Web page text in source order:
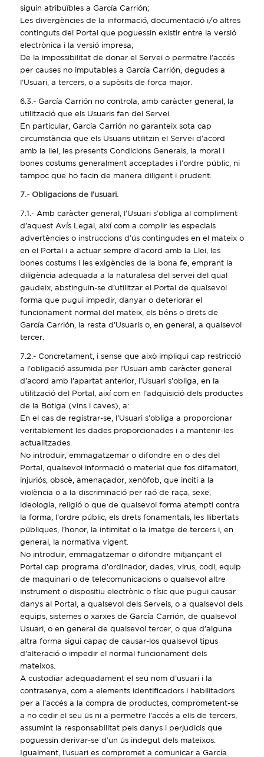
siguin atribuïbles a García Carrión;
Les divergències de la informació, documentació i/o altres
continguts del Portal que poguessin existir entre la versió
electrònica i la versió impresa;
De la impossibilitat de donar el Servei o permetre l’accés
per causes no imputables a García Carrión, degudes a
l’Usuari, a tercers, o a supòsits de força major.
6.3.- García Carrión no controla, amb caràcter general, la
utilització que els Usuaris fan del Servei.
En particular, García Carrión no garanteix sota cap
circumstància que els Usuaris utilitzin el Servei d’acord
amb la llei, les presents Condicions Generals, la moral i
bones costums generalment acceptades i l’ordre públic, ni
tampoc que ho facin de manera diligent i prudent.
7.- Obligacions de l’usuari.
7.1.- Amb caràcter general, l’Usuari s’obliga al compliment
d’aquest Avís Legal, així com a complir les especials
advertències o instruccions d’ús contingudes en el mateix o
en el Portal i a actuar sempre d’acord amb la Llei, les
bones costums i les exigències de la bona fe, emprant la
diligència adequada a la naturalesa del servei del qual
gaudeix, abstinguin-se d’utilitzar el Portal de qualsevol
forma que pugui impedir, danyar o deteriorar el
funcionament normal del mateix, els béns o drets de
García Carrión, la resta d’Usuaris o, en general, a qualsevol
tercer.
7.2.- Concretament, i sense que això impliqui cap restricció
a l’obligació assumida per l’Usuari amb caràcter general
d’acord amb l’apartat anterior, l’Usuari s’obliga, en la
utilització del Portal, així com en l’adquisició dels productes
de la Botiga (vins i caves), a:
En el cas de registrar-se, l’Usuari s’obliga a proporcionar
veritablement les dades proporcionades i a mantenir-les
actualitzades.
No introduir, emmagatzemar o difondre en o des del
Portal, qualsevol informació o material que fos difamatori,
injuriós, obscè, amenaçador, xenòfob, que inciti a la
violència o a la discriminació per raó de raça, sexe,
ideologia, religió o que de qualsevol forma atempti contra
la forma, l’ordre públic, els drets fonamentals, les llibertats
públiques, l’honor, la intimitat o la imatge de tercers i, en
general, la normativa vigent.
No introduir, emmagatzemar o difondre mitjançant el
Portal cap programa d’ordinador, dades, virus, codi, equip
de maquinari o de telecomunicacions o qualsevol altre
instrument o dispositiu electrònic o físic que pugui causar
danys al Portal, a qualsevol dels Serveis, o a qualsevol dels
equips, sistemes o xarxes de García Carrión, de qualsevol
Usuari, o en general de qualsevol tercer, o que d’alguna
altra forma sigui capaç de causar-los qualsevol tipus
d’alteració o impedir el normal funcionament dels
mateixos.
A custodiar adequadament el seu nom d’usuari i la
contrasenya, com a elements identificadors i habilitadors
per a l’accés a la compra de productes, comprometent-se
a no cedir el seu ús ni a permetre l’accés a ells de tercers,
assumint la responsabilitat pels danys i perjudicis que
poguessin derivar-se d’un ús indegut dels mateixos.
Igualment, l’usuari es compromet a comunicar a García